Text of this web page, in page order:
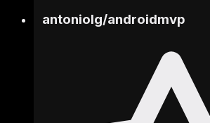
antoniolg/androidmvp